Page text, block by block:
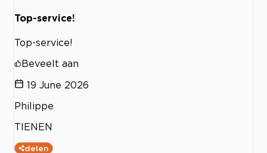
Top-service!
Top-service!
Beveelt aan
19 June 2026
Philippe
TIENEN
delen